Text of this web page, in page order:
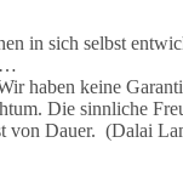
in sich selbst
haben keine
Die sinnliche
von Dauer. (Dalai